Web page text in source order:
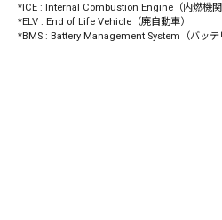
*ICE : Internal Combustion Engine（内燃機関
*ELV : End of Life Vehicle（廃自動車）
*BMS : Battery Management System（バッテ